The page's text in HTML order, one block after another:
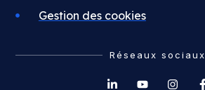
Gestion des cookies
Réseaux sociaux